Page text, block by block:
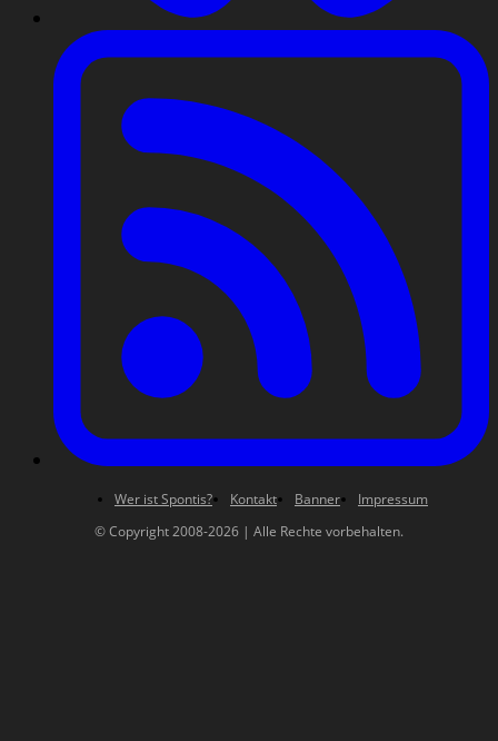
Wer ist Spontis? Kontakt Banner
Impressum
© Copyright 2008-2026 | Alle Rechte vorbehalten.